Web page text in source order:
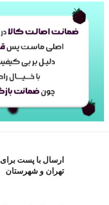
ارسال با پست برای
تهران و شهرستان